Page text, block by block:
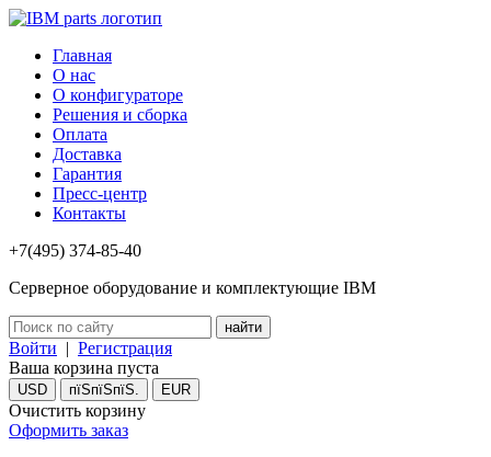
Главная
О нас
О конфигураторе
Решения и сборка
Оплата
Доставка
Гарантия
Пресс-центр
Контакты
+7(495) 374-85-40
Серверное оборудование и комплектующие IBM
Войти | Регистрация
Ваша корзина пуста
USD пїЅпїЅпїЅ. EUR
Очистить корзину
Оформить заказ